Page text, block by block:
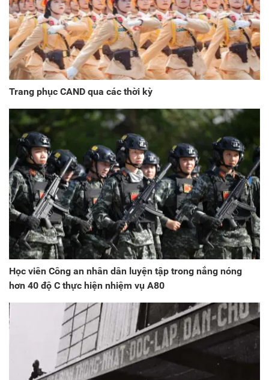
Trang phục CAND qua các thời kỳ
Học viên Công an nhân dân luyện tập trong nắng nóng
hơn 40 độ C thực hiện nhiệm vụ A80